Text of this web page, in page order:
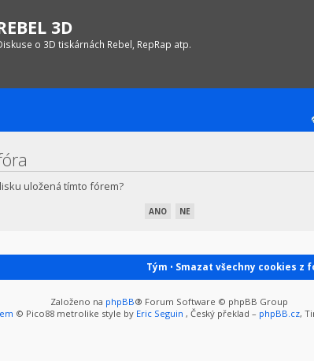
3D
o 3D tiskárnách Rebel, RepRap atp.
uložená tímto fórem?
Tým • Smazat všechny cookies z
Založeno na phpBB® Forum Software © phpBB Group
© Pico88 metrolike style by Eric Seguin , Český překlad – phpBB.cz,